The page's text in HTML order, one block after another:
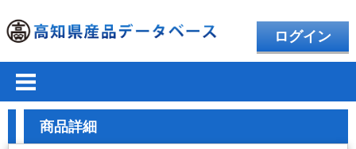
ログイン
商品詳細